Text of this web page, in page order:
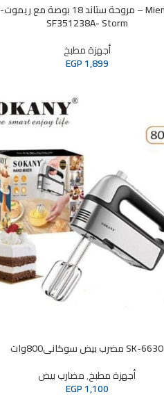
Mienta – مروحة ستاند 18 بوصة مع ريموت-
SF351238A- Storm
أجهزة مطبخ
EGP1,899
SK-6630 مضرب بيض سوكانى800وات
أجهزة مطبخ,مضارب بيض
EGP1,100